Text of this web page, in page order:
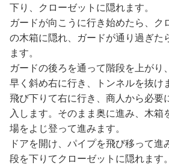
下り、クローゼットに隠れます。
ガードが向こうに行き始めたら、ク
の木箱に隠れ、ガードが通り過ぎた
ます。
ガードの後ろを通って階段を上がり
早く斜め右に行き、トンネルを抜け
飛び下りて右に行き、商人から必要
入します。そのまま奥に進み、木箱
場をよじ登って進みます。
ドアを開け、パイプを飛び移って進
段を下りてクローゼットに隠れます。